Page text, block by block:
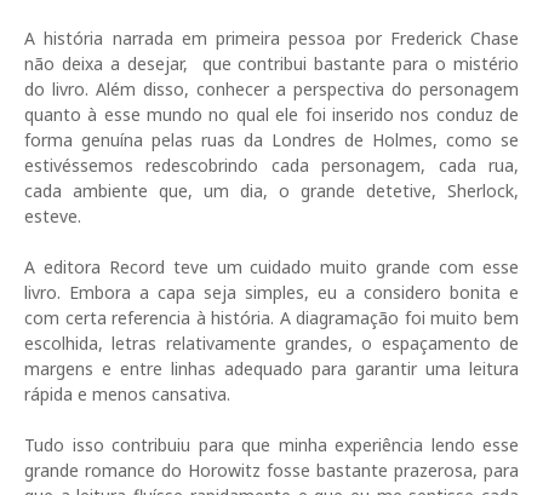
A história narrada em primeira pessoa por Frederick Chase
não deixa a desejar, que contribui bastante para o mistério
do livro. Além disso, conhecer a perspectiva do personagem
quanto à esse mundo no qual ele foi inserido nos conduz de
forma genuína pelas ruas da Londres de Holmes, como se
estivéssemos redescobrindo cada personagem, cada rua,
cada ambiente que, um dia, o grande detetive, Sherlock,
esteve.
A editora Record teve um cuidado muito grande com esse
livro. Embora a capa seja simples, eu a considero bonita e
com certa referencia à história. A diagramação foi muito bem
escolhida, letras relativamente grandes, o espaçamento de
margens e entre linhas adequado para garantir uma leitura
rápida e menos cansativa.
Tudo isso contribuiu para que minha experiência lendo esse
grande romance do Horowitz fosse bastante prazerosa, para